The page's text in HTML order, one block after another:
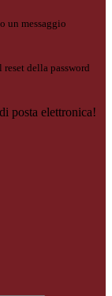
un messaggio
della password
posta elettronica!